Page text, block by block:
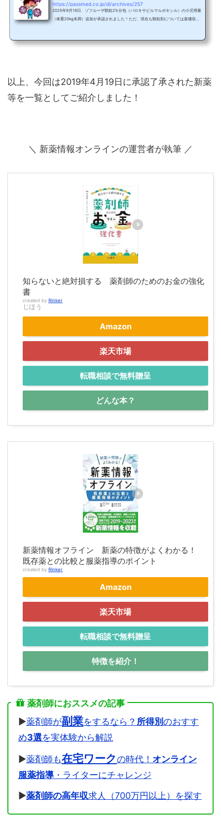
https://passmed.co.jp/di/archives/257
2025年9月19日、ゾフルーザ顆粒2%分包（バロキサビルマルボキシル）の小児用量
（体重20kg未満）追加が承認されました！ただ、現在も顆粒剤については薬価収載
名の由来XO（ノックアウト，～がない）＋ influenza ＝ Xofluza製造販売塩野義製
以上、今回は2019年4月19日に承認了承された新薬
等を一覧としてご紹介しました！
＼ 新薬情報オンラインの運営者が執筆 ／
知らないと絶対損する 薬剤師のためのお金の強化
書
created by Rinker
じほう
Amazon
楽天市場
転職相談で無料贈呈
どんな本？
新薬情報オフライン 新薬の特徴がよくわかる！
既存薬との比較と服薬指導のポイント
created by Rinker
Amazon
楽天市場
転職相談で無料贈呈
特徴を紹介！
薬剤師におススメの記事
▶薬剤師が副業をするなら？ 所得別のおすす
め3選を実体験から解説
▶薬剤師も在宅ワークの時代！ オンライン
服薬指導 ・ライターにチャレンジ
▶薬剤師の高年収求人（700万円以上）を探す